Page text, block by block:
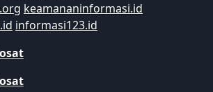
keamananinformasi.id
informasi123.id